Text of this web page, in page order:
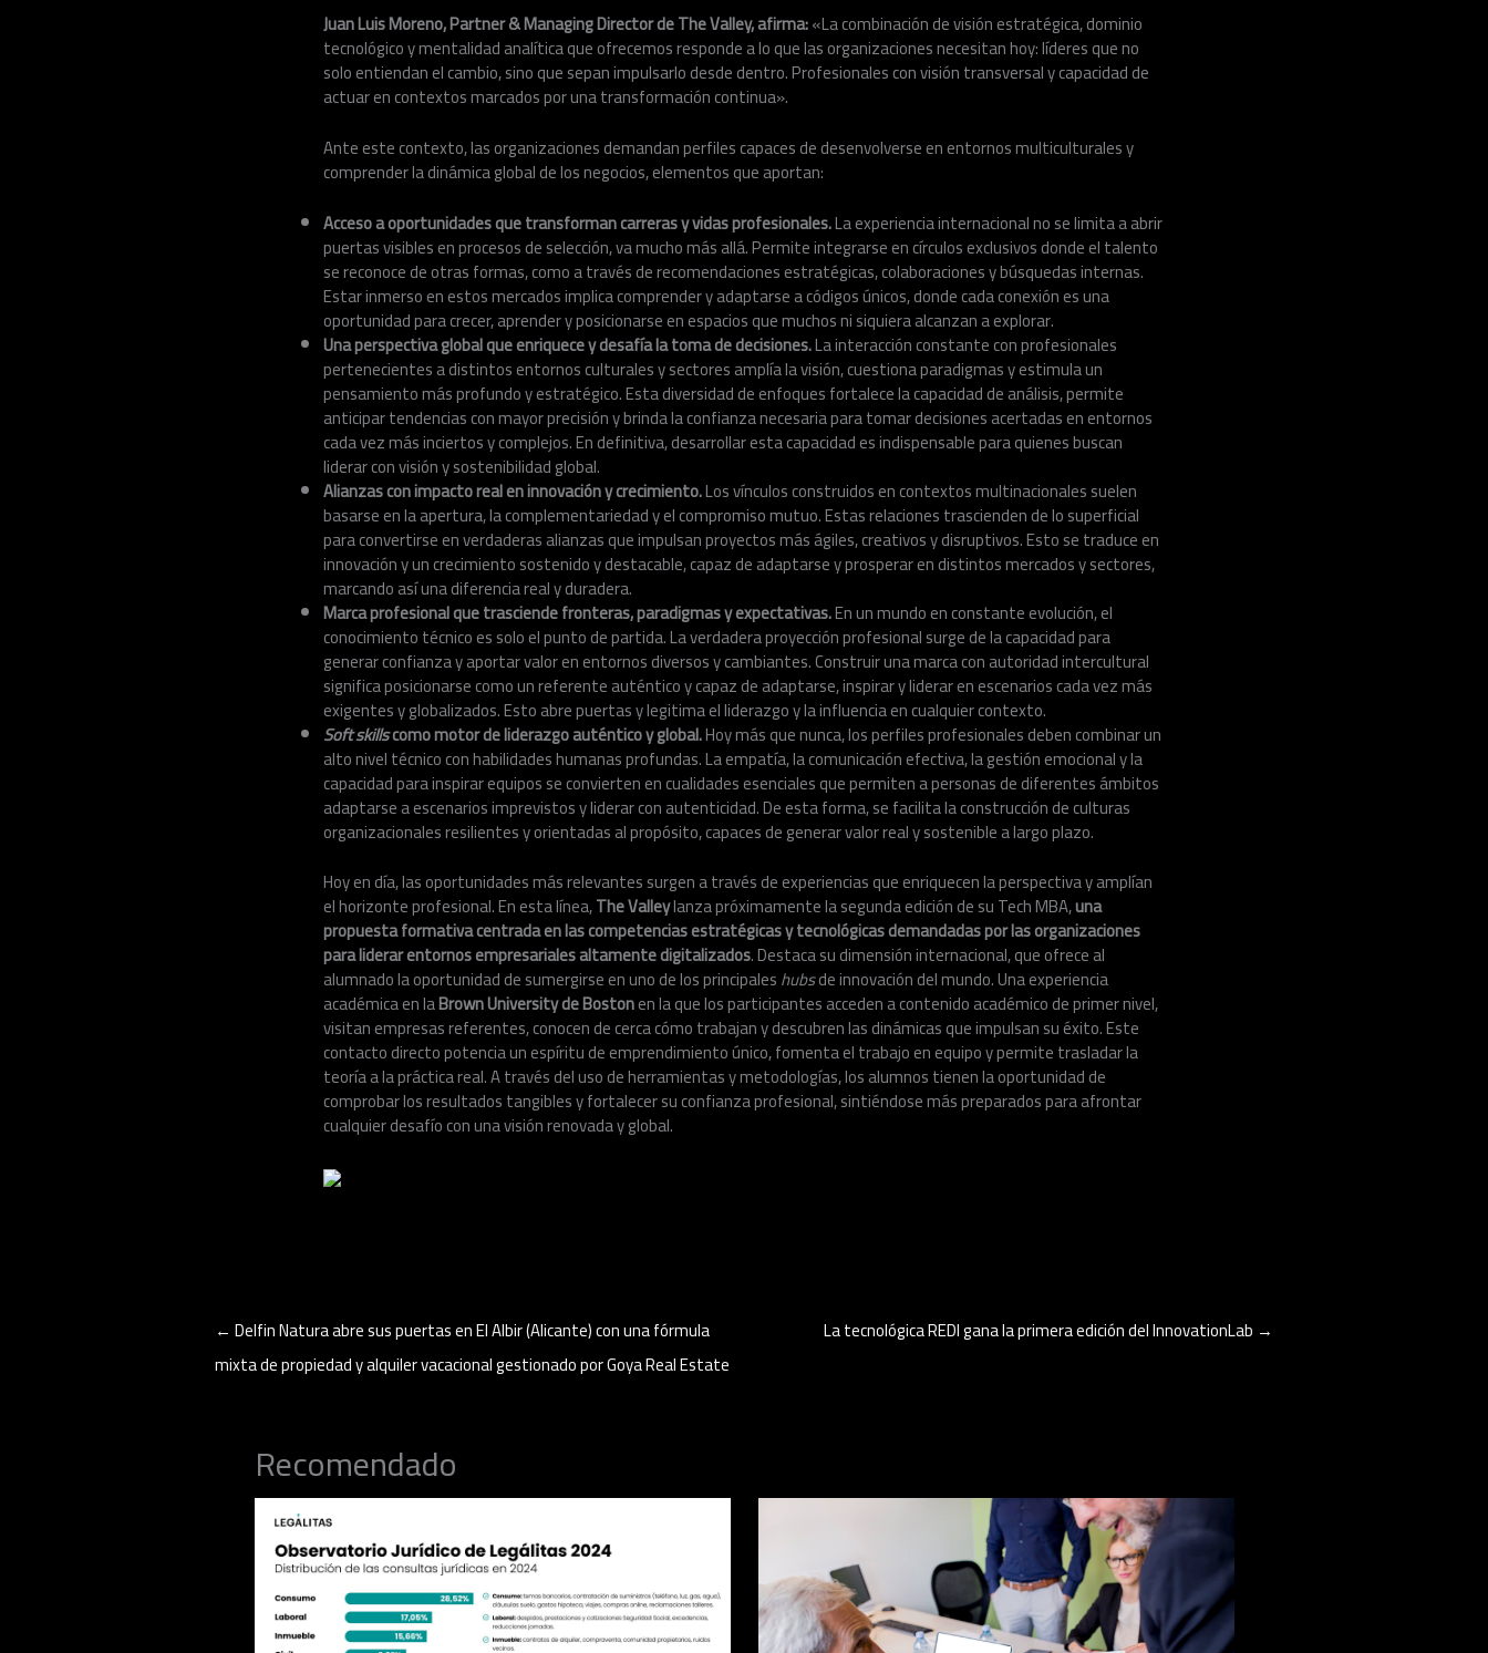
Juan Luis Moreno, Partner & Managing Director de The Valley, afirma:«La combinación de visión estratégica, dominio
tecnológico y mentalidad analítica que ofrecemos responde a lo que las organizaciones necesitan hoy: líderes que no
solo entiendan el cambio, sino que sepan impulsarlo desde dentro. Profesionales con visión transversal y capacidad de
actuar en contextos marcados por una transformación continua».
Ante este contexto, las organizaciones demandan perfiles capaces de desenvolverse en entornos multiculturales y
comprender la dinámica global de los negocios, elementos que aportan:
Acceso a oportunidades que transforman carreras y vidas profesionales.La experiencia internacional no se limita a abrir
puertas visibles en procesos de selección, va mucho más allá. Permite integrarse en círculos exclusivos donde el talento
se reconoce de otras formas, como a través de recomendaciones estratégicas, colaboraciones y búsquedas internas.
Estar inmerso en estos mercados implica comprender y adaptarse a códigos únicos, donde cada conexión es una
oportunidad para crecer, aprender y posicionarse en espacios que muchos ni siquiera alcanzan a explorar.
Una perspectiva global que enriquece y desafía la toma de decisiones.La interacción constante con profesionales
pertenecientes a distintos entornos culturales y sectores amplía la visión, cuestiona paradigmas y estimula un
pensamiento más profundo y estratégico. Esta diversidad de enfoques fortalece la capacidad de análisis, permite
anticipar tendencias con mayor precisión y brinda la confianza necesaria para tomar decisiones acertadas en entornos
cada vez más inciertos y complejos. En definitiva, desarrollar esta capacidad es indispensable para quienes buscan
liderar con visión y sostenibilidad global.
Alianzas con impacto real en innovación y crecimiento.Los vínculos construidos en contextos multinacionales suelen
basarse en la apertura, la complementariedad y el compromiso mutuo. Estas relaciones trascienden de lo superficial
para convertirse en verdaderas alianzas que impulsan proyectos más ágiles, creativos y disruptivos. Esto se traduce en
innovación y un crecimiento sostenido y destacable, capaz de adaptarse y prosperar en distintos mercados y sectores,
marcando así una diferencia real y duradera.
Marcaprofesional que trasciendefronteras, paradigmas y expectativas.En un mundo en constante evolución, el
conocimiento técnico es solo el punto de partida. La verdadera proyección profesional surge de la capacidad para
generar confianza y aportar valor en entornos diversos y cambiantes. Construir una marca con autoridad intercultural
significa posicionarse como un referente auténtico y capaz de adaptarse, inspirar y liderar en escenarios cada vez más
exigentes y globalizados. Esto abre puertas y legitima el liderazgo y la influencia en cualquier contexto.
Soft skillscomo motor de liderazgo auténtico y global.Hoy más que nunca, los perfiles profesionales deben combinar un
alto nivel técnico con habilidades humanas profundas. La empatía, la comunicación efectiva, la gestión emocional y la
capacidad para inspirar equipos se convierten en cualidades esenciales que permiten a personas de diferentes ámbitos
adaptarse a escenarios imprevistos y liderar con autenticidad. De esta forma, se facilita la construcción de culturas
organizacionales resilientes y orientadas al propósito, capaces de generar valor real y sostenible a largo plazo.
Hoy en día, las oportunidades más relevantes surgen a través de experiencias que enriquecen la perspectiva y amplían
el horizonte profesional. En esta línea,The Valleylanza próximamente la segunda edición de su Tech MBA,una
propuesta formativa centrada en las competencias estratégicas y tecnológicas demandadas por las organizaciones
para liderar entornos empresariales altamente digitalizados. Destaca su dimensión internacional, que ofrece al
alumnado la oportunidad de sumergirse en uno de los principaleshubsde innovación del mundo. Una experiencia
académica en laBrown University de Bostonen la que los participantes acceden a contenido académico de primer nivel,
visitan empresas referentes, conocen de cerca cómo trabajan y descubren las dinámicas que impulsan su éxito. Este
contacto directo potencia un espíritu de emprendimiento único, fomenta el trabajo en equipo y permite trasladar la
teoría a la práctica real. A través del uso de herramientas y metodologías, los alumnos tienen la oportunidad de
comprobar los resultados tangibles y fortalecer su confianza profesional, sintiéndose más preparados para afrontar
cualquier desafío con una visión renovada y global.
← Delfin Natura abre sus puertas en El Albir (Alicante) con una fórmula
mixta de propiedad y alquiler vacacional gestionado por Goya Real Estate
La tecnológica REDI gana la primera edición del InnovationLab →
Recomendado